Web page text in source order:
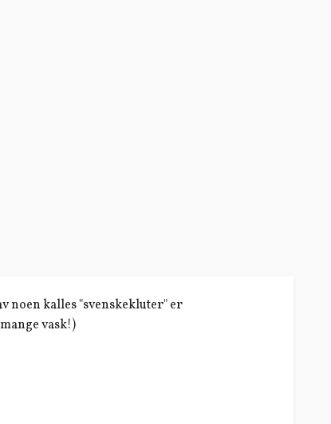
noen kalles "svenskekluter" er
vask!)